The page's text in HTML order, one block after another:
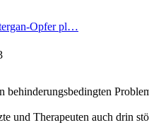
Opfer pl…
und Therapeuten auch drin